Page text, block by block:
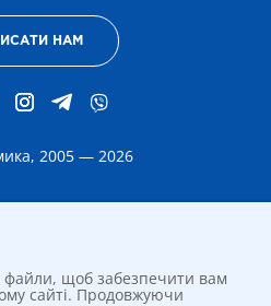
НАМ
2005 — 2026
щоб забезпечити вам
сайті. Продовжуючи